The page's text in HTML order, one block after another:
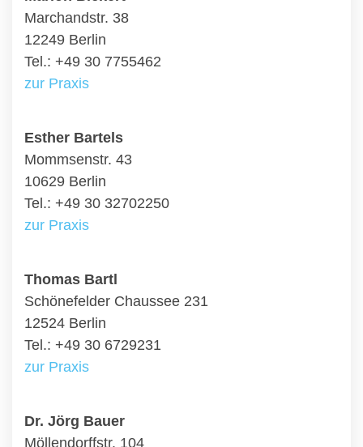
Marchandstr. 38
12249 Berlin
Tel.: +49 30 7755462
zur Praxis
Esther Bartels
Mommsenstr. 43
10629 Berlin
Tel.: +49 30 32702250
zur Praxis
Thomas Bartl
Schönefelder Chaussee 231
12524 Berlin
Tel.: +49 30 6729231
zur Praxis
Dr. Jörg Bauer
Möllendorffstr. 104